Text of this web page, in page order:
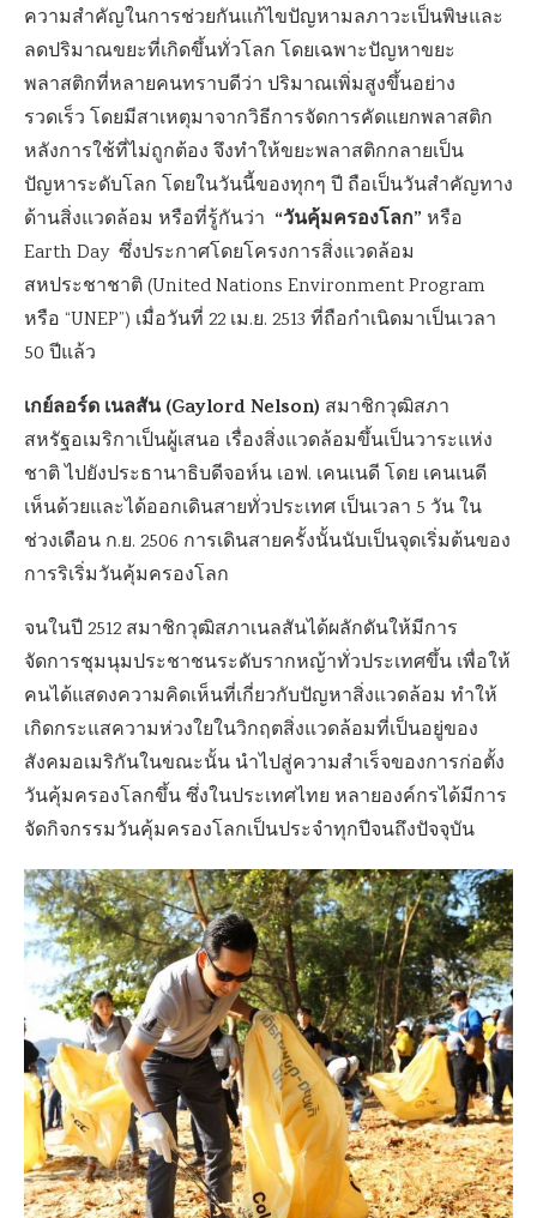
ความสำคัญในการช่วยกันแก้ไขปัญหามลภาวะเป็นพิษและ
ลดปริมาณขยะที่เกิดขึ้นทั่วโลก โดยเฉพาะปัญหาขยะ
พลาสติกที่หลายคนทราบดีว่า ปริมาณเพิ่มสูงขึ้นอย่าง
รวดเร็ว โดยมีสาเหตุมาจากวิธีการจัดการคัดแยกพลาสติก
หลังการใช้ที่ไม่ถูกต้อง จึงทำให้ขยะพลาสติกกลายเป็น
ปัญหาระดับโลก โดยในวันนี้ของทุกๆ ปี ถือเป็นวันสำคัญทาง
ด้านสิ่งแวดล้อม หรือที่รู้กันว่า “วันคุ้มครองโลก” หรือ
Earth Day ซึ่งประกาศโดยโครงการสิ่งแวดล้อม
สหประชาชาติ (United Nations Environment Program
หรือ “UNEP”) เมื่อวันที่ 22 เม.ย. 2513 ที่ถือกำเนิดมาเป็นเวลา
50 ปีแล้ว
เกย์ลอร์ด เนลสัน (Gaylord Nelson) สมาชิกวุฒิสภา
สหรัฐอเมริกาเป็นผู้เสนอ เรื่องสิ่งแวดล้อมขึ้นเป็นวาระแห่ง
ชาติ ไปยังประธานาธิบดีจอห์น เอฟ. เคนเนดี โดย เคนเนดี
เห็นด้วยและได้ออกเดินสายทั่วประเทศ เป็นเวลา 5 วัน ใน
ช่วงเดือน ก.ย. 2506 การเดินสายครั้งนั้นนับเป็นจุดเริ่มต้นของ
การริเริ่มวันคุ้มครองโลก
จนในปี 2512 สมาชิกวุฒิสภาเนลสันได้ผลักดันให้มีการ
จัดการชุมนุมประชาชนระดับรากหญ้าทั่วประเทศขึ้น เพื่อให้
คนได้แสดงความคิดเห็นที่เกี่ยวกับปัญหาสิ่งแวดล้อม ทำให้
เกิดกระแสความห่วงใยในวิกฤตสิ่งแวดล้อมที่เป็นอยู่ของ
สังคมอเมริกันในขณะนั้น นำไปสู่ความสำเร็จของการก่อตั้ง
วันคุ้มครองโลกขึ้น ซึ่งในประเทศไทย หลายองค์กรได้มีการ
จัดกิจกรรมวันคุ้มครองโลกเป็นประจำทุกปีจนถึงปัจจุบัน